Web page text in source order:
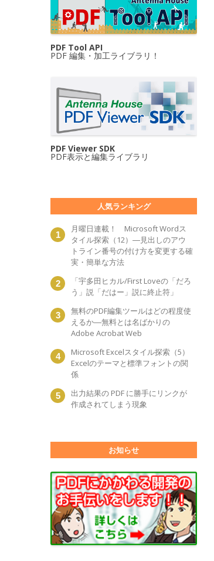
PDF Tool API
PDF 編集・加工ライブラリ！
PDF Viewer SDK
PDF表示と編集ライブラリ
人気ランキング
月曜日連載！ Microsoft Wordス
タイル探索（12）―見出しのアウ
トライン番号の付け方を変更する確
実・簡単な方法
「宇多田ヒカル/First Loveの「だろ
う」説「だはー」説に終止符」
無料のPDF編集ツールはどの程度使
えるか―無料とは名ばかりの
Adobe Acrobat Web
Microsoft Excelスタイル探索（5）
Excelのテーマと標準フォントの関
係
出力結果の PDF に勝手にリンクが
作成されてしまう現象
お知らせ